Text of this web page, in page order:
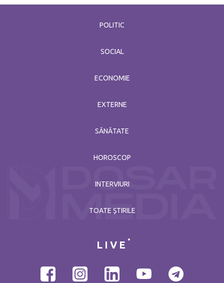
POLITIC
SOCIAL
ECONOMIE
EXTERNE
SĂNĂTATE
HOROSCOP
INTERVIURI
TOATE ȘTIRILE
LIVE